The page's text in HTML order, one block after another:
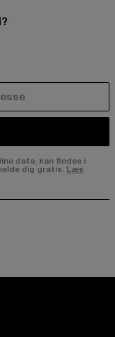
data, kan findes i
dig gratis. Læs